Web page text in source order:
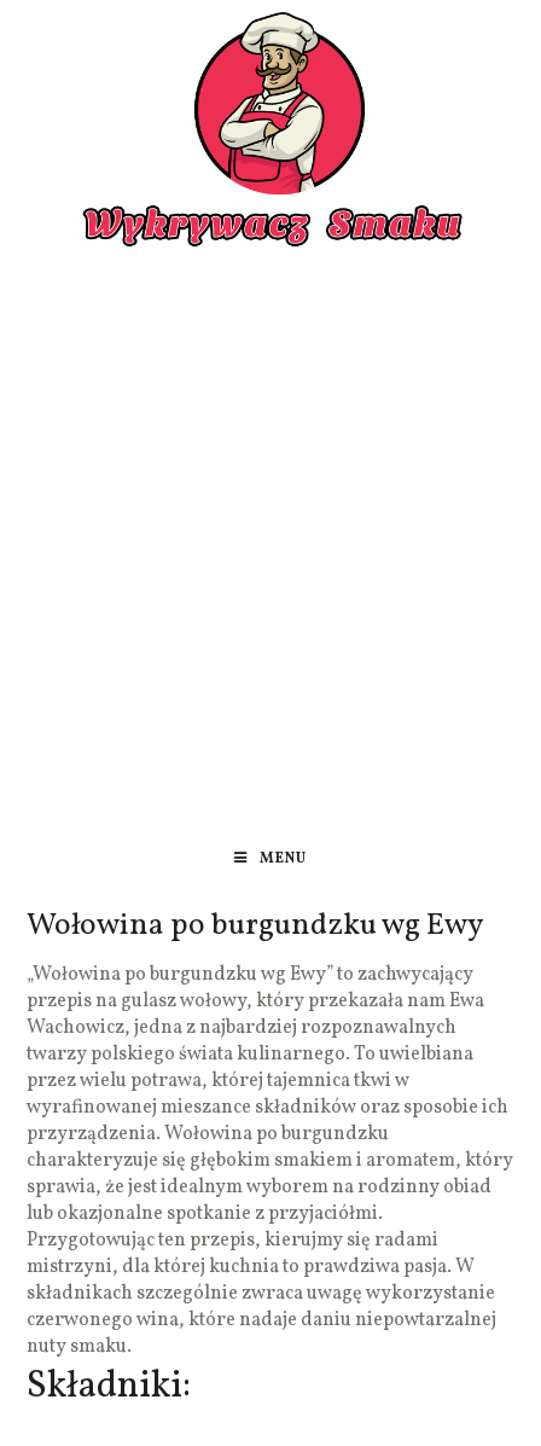
MENU
Wołowina po burgundzku wg Ewy
„Wołowina po burgundzku wg Ewy” to zachwycający
przepis na gulasz wołowy, który przekazała nam Ewa
Wachowicz, jedna z najbardziej rozpoznawalnych
twarzy polskiego świata kulinarnego. To uwielbiana
przez wielu potrawa, której tajemnica tkwi w
wyrafinowanej mieszance składników oraz sposobie ich
przyrządzenia. Wołowina po burgundzku
charakteryzuje się głębokim smakiem i aromatem, który
sprawia, że jest idealnym wyborem na rodzinny obiad
lub okazjonalne spotkanie z przyjaciółmi.
Przygotowując ten przepis, kierujmy się radami
mistrzyni, dla której kuchnia to prawdziwa pasja. W
składnikach szczególnie zwraca uwagę wykorzystanie
czerwonego wina, które nadaje daniu niepowtarzalnej
nuty smaku.
Składniki: